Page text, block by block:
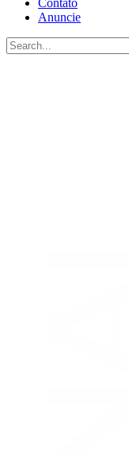
Contato
Anuncie